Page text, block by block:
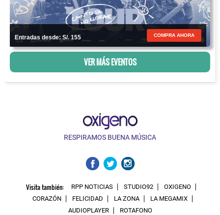
Entradas desde: S/. 155 COMPRA AHORA
VER MÁS EVENTOS
RESPIRAMOS BUENA MÚSICA
Visita también: RPP NOTICIAS STUDIO92
OXIGENO
CORAZÓN
FELICIDAD LA ZONA
LA MEGAMIX
AUDIOPLAYER
ROTAFONO